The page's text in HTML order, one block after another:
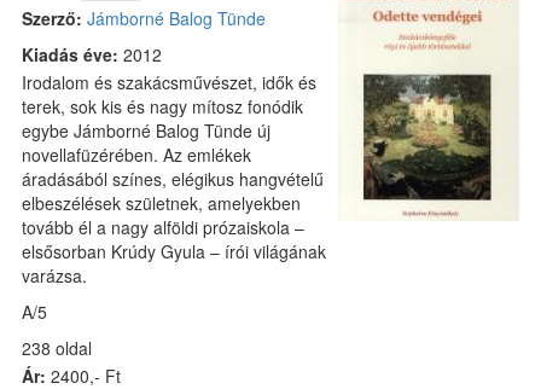
Szerző: Jámborné Balog Tünde
Kiadás éve: 2012
Irodalom és szakácsművészet, idők és
terek, sok kis és nagy mítosz fonódik
egybe Jámborné Balog Tünde új
novellafüzérében. Az emlékek
áradásából színes, elégikus hangvételű
elbeszélések születnek, amelyekben
tovább él a nagy alföldi prózaiskola –
elsősorban Krúdy Gyula – írói világának
varázsa.
A/5
238 oldal
Ár: 2400,- Ft